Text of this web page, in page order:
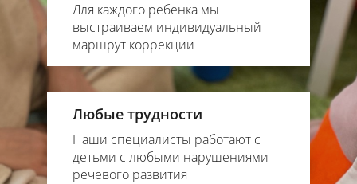
Для каждого ребенка мы
выстраиваем индивидуальный
маршрут коррекции
Любые трудности
Наши специалисты работают с
детьми с любыми нарушениями
речевого развития